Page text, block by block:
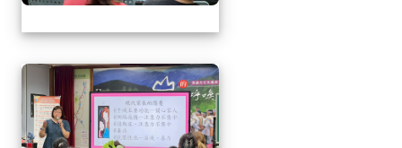
1150509母親節暨親職